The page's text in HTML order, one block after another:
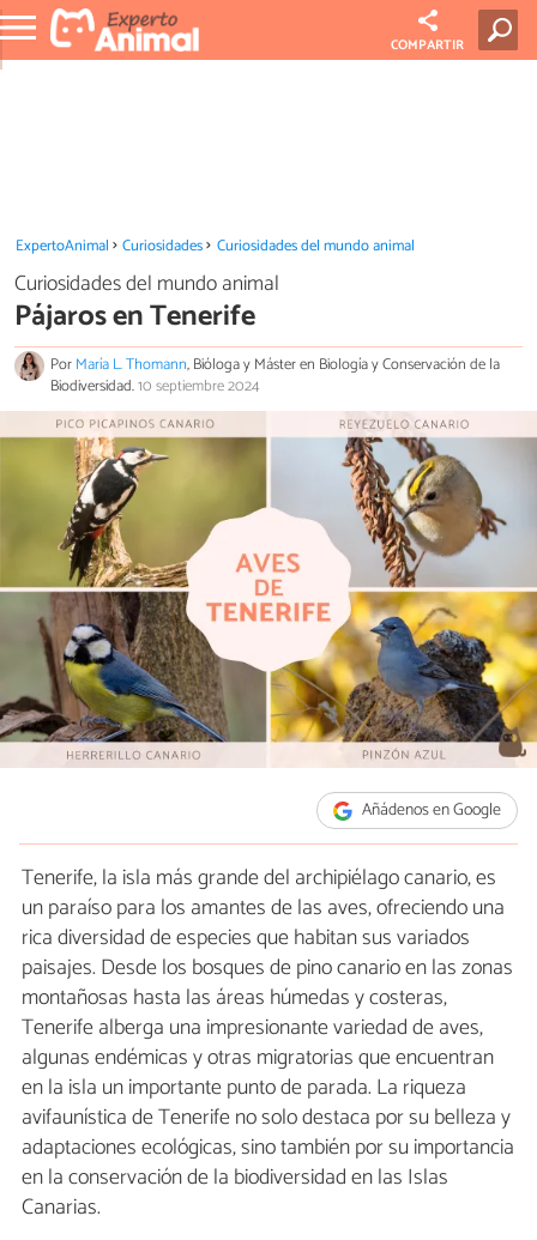
COMPARTIR
ExpertoAnimal Curiosidades Curiosidades del mundo animal
Curiosidades del mundo animal
Pájaros en Tenerife
PorMaría L. Thomann, Bióloga y Máster en Biología y Conservación de la
Biodiversidad.10 septiembre 2024
Añádenos en Google
Tenerife, la isla más grande del archipiélago canario, es
un paraíso para los amantes de las aves, ofreciendo una
rica diversidad de especies que habitan sus variados
paisajes. Desde los bosques de pino canario en las zonas
montañosas hasta las áreas húmedas y costeras,
Tenerife alberga una impresionante variedad de aves,
algunas endémicas y otras migratorias que encuentran
en la isla un importante punto de parada. La riqueza
avifaunística de Tenerife no solo destaca por su belleza y
adaptaciones ecológicas, sino también por su importancia
en la conservación de la biodiversidad en las Islas
Canarias.